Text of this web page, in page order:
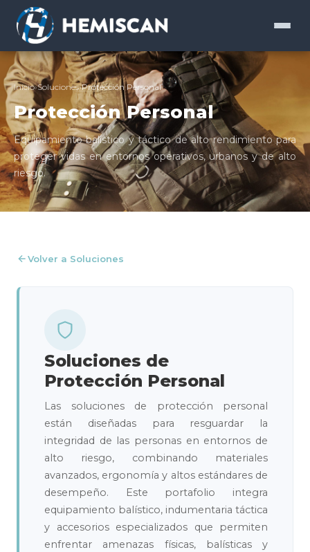
Inicio›Soluciones›Protección Personal
Protección Personal
Equipamiento balístico y táctico de alto rendimiento para
proteger vidas en entornos operativos, urbanos y de alto
riesgo.
Volver a Soluciones
Soluciones de
Protección Personal
Las soluciones de protección personal
están diseñadas para resguardar la
integridad de las personas en entornos de
alto riesgo, combinando materiales
avanzados, ergonomía y altos estándares de
desempeño. Este portafolio integra
equipamiento balístico, indumentaria táctica
y accesorios especializados que permiten
enfrentar amenazas físicas, balísticas y